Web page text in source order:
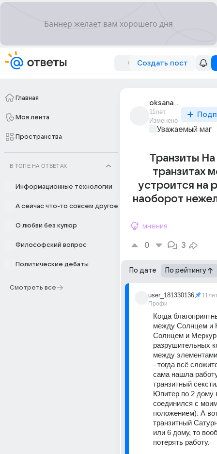
Создать пост
Главная
Моя лента
Пространства
В ТОПЕ НА ОТВЕТАХ
Информационные технологии
А сейчас что-то совсем другое
О любви без купюр
Философский вопрос
Политические дебаты
Смотреть все
oksana_v_284
11лет
Изменено
Уважаемый маг
Транзиты На
транзитах
устроится на
наоборот
мнения
0 3
По дате По рейтингу
user_181330136
Профи
Когда
между Солнцем и
Солнцем и
разрушительных
между
- тогда всё
сама нашла
транзитный
Юпитер по 2 дому
соединился с
положением). А
транзитный
или 6 дому, то
потерять работу.